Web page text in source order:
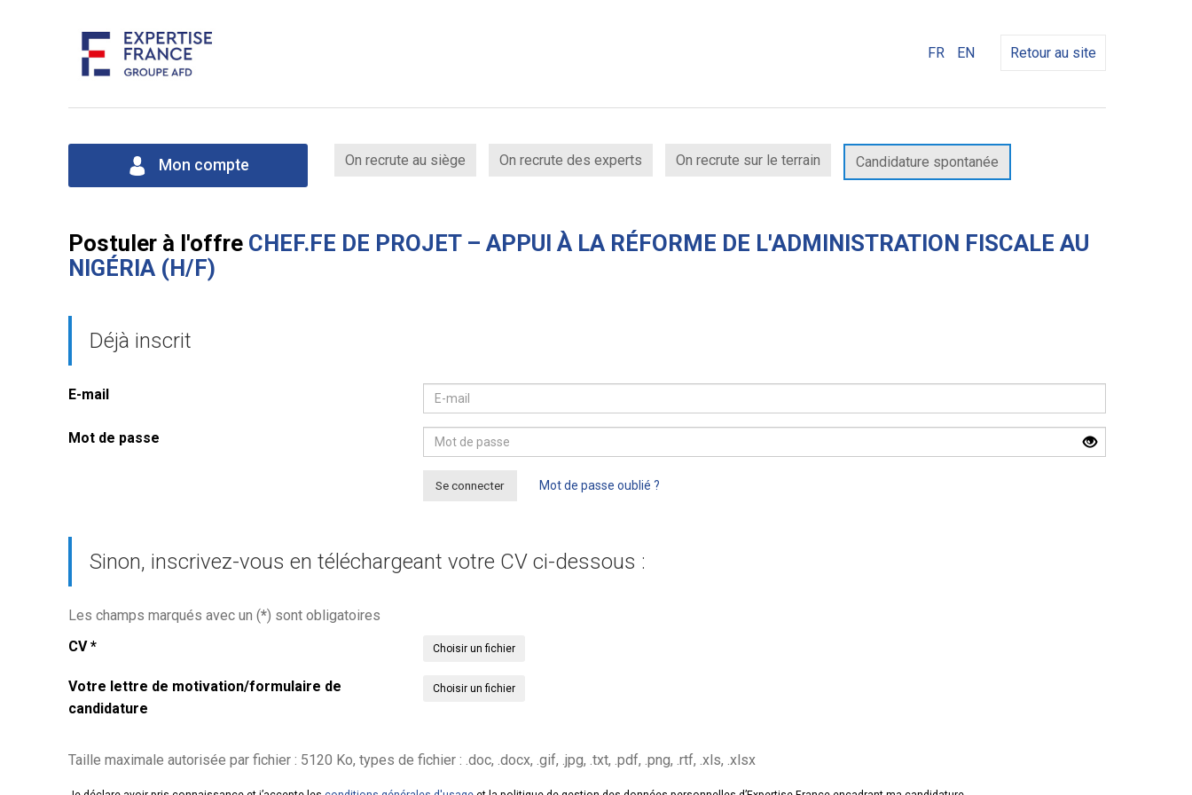
FR EN Retour au site
Mon compte On recrute au siège On recrute des experts On recrute sur le terrain Candidature spontanée
Postuler à l'offre CHEF.FE DE PROJET – APPUI À LA RÉFORME DE L'ADMINISTRATION FISCALE AU
NIGÉRIA (H/F)
Déjà inscrit
E-mail
Mot de passe
Se connecter Mot de passe oublié ?
Sinon, inscrivez-vous en téléchargeant votre CV ci-dessous :
Les champs marqués avec un (*) sont obligatoires
CV * Choisir un fichier
Votre lettre de motivation/formulaire de
candidature
Choisir un fichier
Taille maximale autorisée par fichier : 5120 Ko, types de fichier : .doc, .docx, .gif, .jpg, .txt, .pdf, .png, .rtf, .xls, .xlsx